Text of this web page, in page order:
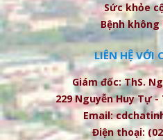
Sức khỏe
Bệnh không
LIÊN HỆ VỚI
Giám đốc: ThS.
229 Nguyễn Huy Tự
Email:
Điện thoại: